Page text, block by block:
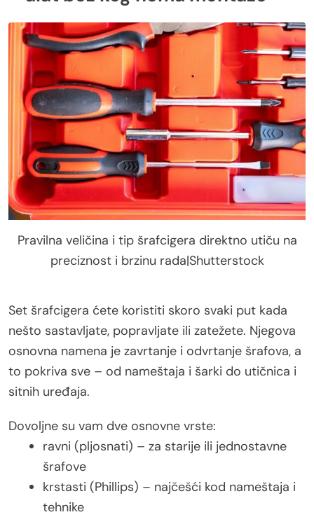
Pravilna veličina i tip šrafcigera direktno utiču na
preciznost i brzinu rada|Shutterstock
Set šrafcigera ćete koristiti skoro svaki put kada
nešto sastavljate, popravljate ili zatežete. Njegova
osnovna namena je zavrtanje i odvrtanje šrafova, a
to pokriva sve – od nameštaja i šarki do utičnica i
sitnih uređaja.
Dovoljne su vam dve osnovne vrste:
ravni (pljosnati) – za starije ili jednostavne
šrafove
krstasti (Phillips) – najčešći kod nameštaja i
tehnike